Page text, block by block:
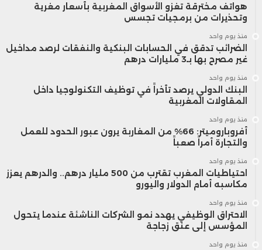
هواتف مخترقة تغزو الأسواق المغربية بأسعار مغرية
وتحذيرات من برمجيات تجسس
منذ يوم واحد
الضرائب تدقق في الحسابات البنكية والنفقات لرصد مداخيل
غير مصرح بها بـ3 مليارات درهم
منذ يوم واحد
البنك الدولي يرصد تأخراً في توظيف التكنولوجيا داخل
المقاولات المغربية
منذ يوم واحد
أفروباروميتر: 66% من المغاربة يرون عبور الحدود للعمل
والتجارة أمراً صعباً
منذ يوم واحد
احتياطيات المغرب تقترب من 500 مليار درهم.. والدرهم يعزز
مكاسبه أمام الدولار واليورو
منذ يوم واحد
الاحتراق الوظيفي يهدد نمو الشركات الناشئة عندما يتحول
المؤسس إلى عنق زجاجة
منذ يوم واحد